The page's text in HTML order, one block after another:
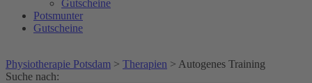
Gutscheine
Potsmunter
Gutscheine
Physiotherapie Potsdam > Therapien > Autogenes Training
Suche nach: